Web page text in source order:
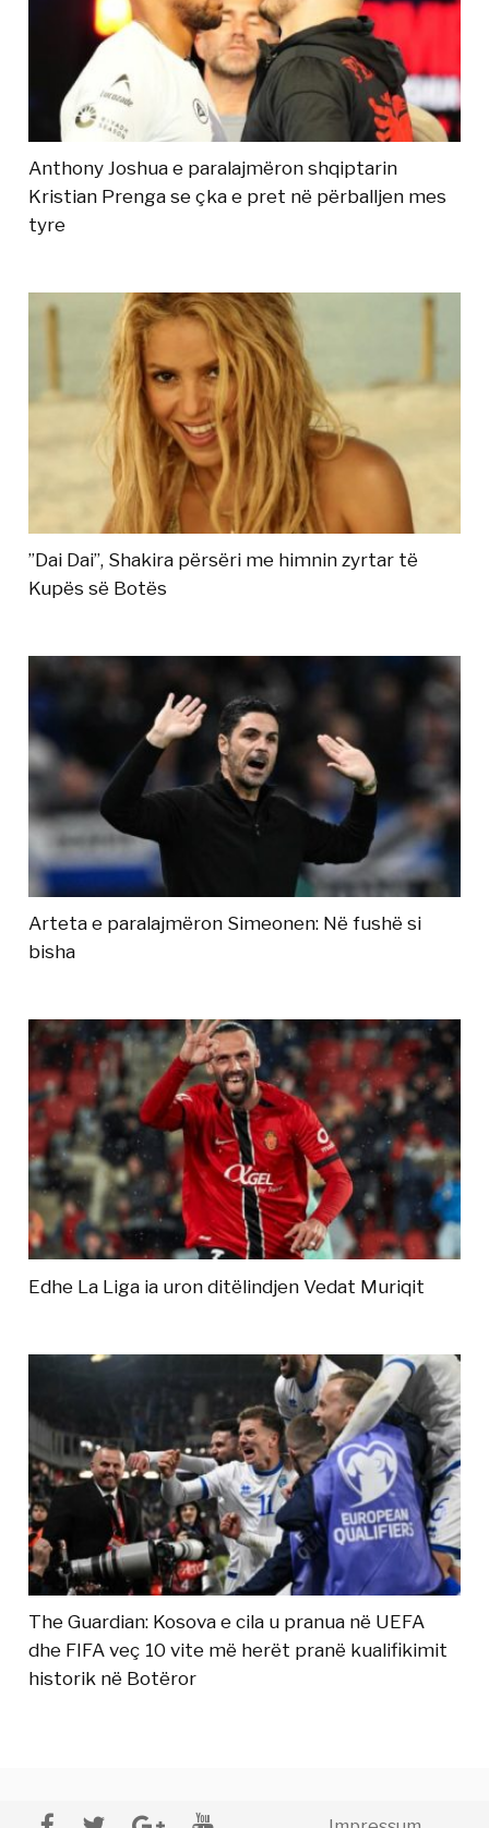
Anthony Joshua e paralajmëron shqiptarin
Kristian Prenga se çka e pret në përballjen mes
tyre
”Dai Dai”, Shakira përsëri me himnin zyrtar të
Kupës së Botës
Arteta e paralajmëron Simeonen: Në fushë si
bisha
Edhe La Liga ia uron ditëlindjen Vedat Muriqit
The Guardian: Kosova e cila u pranua në UEFA
dhe FIFA veç 10 vite më herët pranë kualifikimit
historik në Botëror